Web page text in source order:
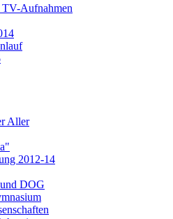
TV-Aufnahmen
Aller
2012-14
DOG